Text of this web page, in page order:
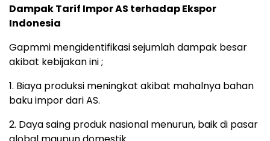
Dampak Tarif Impor AS terhadap Ekspor
Indonesia
Gapmmi mengidentifikasi sejumlah dampak besar
akibat kebijakan ini ;
1. Biaya produksi meningkat akibat mahalnya bahan
baku impor dari AS.
2. Daya saing produk nasional menurun, baik di pasar